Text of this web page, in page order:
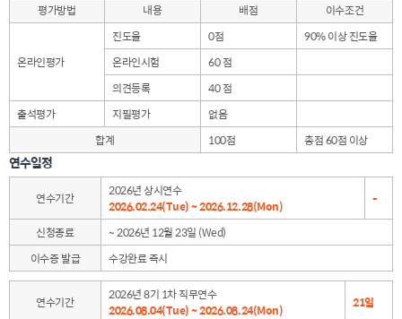
평가방법 내용 배점 이수조건
합계 100점 총점 60점 이상
온라인평가
진도율 0점
90% 이상 진도율
온라인시험
60 점
의견등록
40 점
출석평가
지필평가 없음
연수일정
연수기간
2026년 상시연수
2026.02.24(Tue) ~ 2026.12.28(Mon)
-
신청종료
~ 2026년 12월 23일 (Wed)
이수증 발급
수강완료 즉시
연수기간
2026년 8기 1차 직무연수
2026.08.04(Tue) ~ 2026.08.24(Mon)
21일